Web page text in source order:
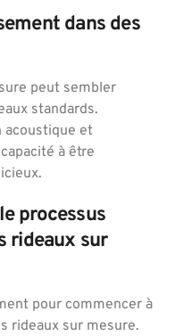
dans des
peut sembler
standards.
acoustique et
à être
processus
rideaux sur
pour commencer à
rideaux sur mesure.